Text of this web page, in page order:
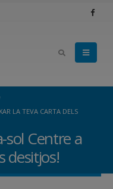
LA TEVA CARTA DELS
sol Centre a
desitjos!